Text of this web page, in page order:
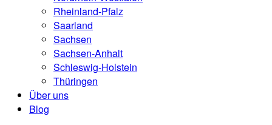
Rheinland-Pfalz
Saarland
Sachsen
Sachsen-Anhalt
Schleswig-Holstein
Thüringen
Über uns
Blog